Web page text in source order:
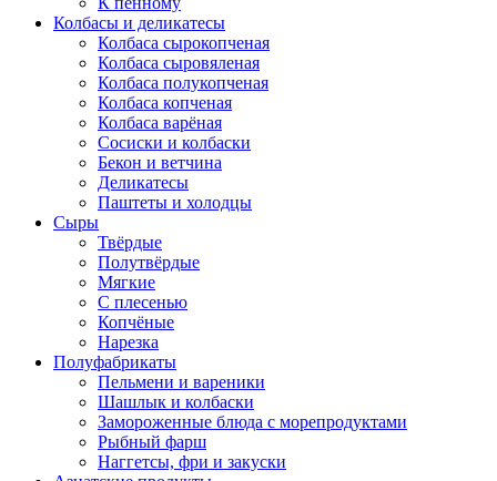
Колбасы и деликатесы
Колбаса сырокопченая
Колбаса сыровяленая
Колбаса полукопченая
Колбаса копченая
Колбаса варёная
Сосиски и колбаски
Бекон и ветчина
Деликатесы
Паштеты и холодцы
Сыры
Твёрдые
Полутвёрдые
Мягкие
С плесенью
Копчёные
Нарезка
Полуфабрикаты
Пельмени и вареники
Шашлык и колбаски
Замороженные блюда с морепродуктами
Рыбный фарш
Наггетсы, фри и закуски